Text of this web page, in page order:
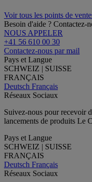
Voir tous les points de
Besoin d'aide ? Contactez-
NOUS APPELER
+41 56 610 00 30
Contactez-nous par mail
Pays et Langue
SCHWEIZ | SUISSE
FRANÇAIS
Deutsch Français
Réseaux Sociaux
Suivez-nous pour recevoir
lancements de produits Le
Pays et Langue
SCHWEIZ | SUISSE
FRANÇAIS
Deutsch Français
Réseaux Sociaux